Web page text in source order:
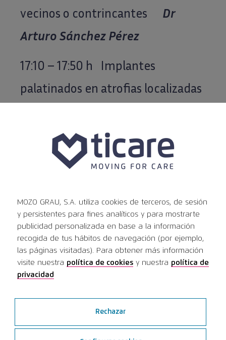
vecinos o contrincantes Dr
Arturo Sánchez Pérez
17:10 – 17:50 h Implantes
palatinados en atrofias localizadas
Peñarrocha Diago
17:50 – 18:00 h Mesa redonda
MODERADOR:DrJuan Antonio
Hueto Madrid
18:30 – 19:10 h Biología,
indicaciones y manejo de injertos
MOZO GRAU, S.A. utiliza cookies de terceros, de sesión
y persistentes para fines analíticos y para mostrarte
publicidad personalizada en base a la información
recogida de tus hábitos de navegación (por ejemplo,
las páginas visitadas). Para obtener más información
visite nuestra política de cookies y nuestra política de
privacidad
Rechazar